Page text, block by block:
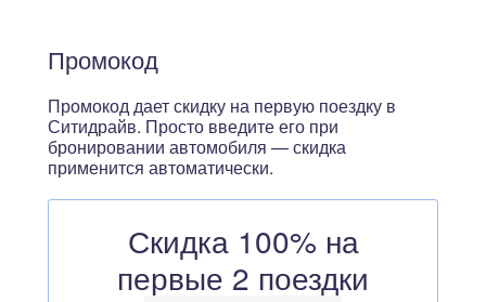
Промокод
Промокод дает скидку на первую поездку в
Ситидрайв. Просто введите его при
бронировании автомобиля — скидка
применится автоматически.
Скидка 100% на
первые 2 поездки